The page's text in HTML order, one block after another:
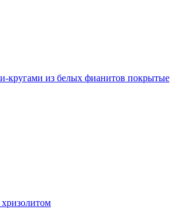
кругами из белых фианитов покрытые